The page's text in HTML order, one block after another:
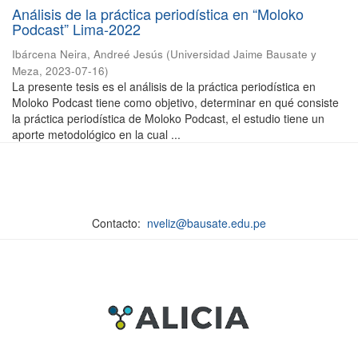
Análisis de la práctica periodística en “Moloko
Podcast” Lima-2022
Ibárcena Neira, Andreé Jesús (Universidad Jaime Bausate y
Meza, 2023-07-16)
La presente tesis es el análisis de la práctica periodística en
Moloko Podcast tiene como objetivo, determinar en qué consiste
la práctica periodística de Moloko Podcast, el estudio tiene un
aporte metodológico en la cual ...
Contacto: nveliz@bausate.edu.pe